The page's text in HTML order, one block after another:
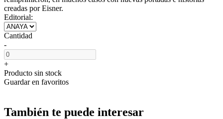
creadas por Eisner.
Editorial:
Cantidad
-
+
Producto sin stock
Guardar en favoritos
También te puede interesar